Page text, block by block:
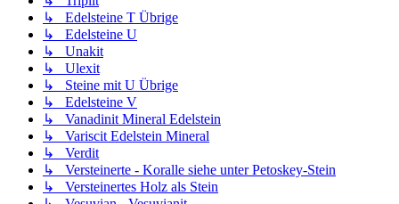
↳ Edelsteine T Übrige
↳ Edelsteine U
↳ Unakit
↳ Ulexit
↳ Steine mit U Übrige
↳ Edelsteine V
↳ Vanadinit Mineral Edelstein
↳ Variscit Edelstein Mineral
↳ Verdit
↳ Versteinerte - Koralle siehe unter Petoskey-Stein
↳ Versteinertes Holz als Stein